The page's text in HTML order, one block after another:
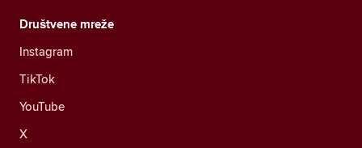
Društvene mreže
Instagram
TikTok
YouTube
X